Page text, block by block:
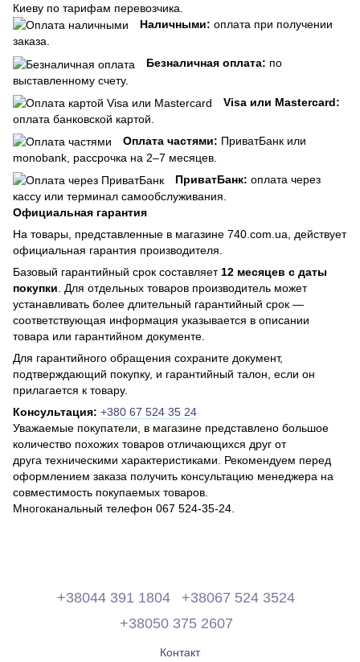
Киеву по тарифам перевозчика.
Наличными: оплата при получении
заказа.
Безналичная оплата: по
выставленному счету.
Visa или Mastercard:
оплата банковской картой.
Оплата частями: ПриватБанк или
monobank, рассрочка на 2–7 месяцев.
ПриватБанк: оплата через
кассу или терминал самообслуживания.
Официальная гарантия
На товары, представленные в магазине 740.com.ua, действует
официальная гарантия производителя.
Базовый гарантийный срок составляет12 месяцев с даты
покупки. Для отдельных товаров производитель может
устанавливать более длительный гарантийный срок —
соответствующая информация указывается в описании
товара или гарантийном документе.
Для гарантийного обращения сохраните документ,
подтверждающий покупку, и гарантийный талон, если он
прилагается к товару.
Консультация: +380 67 524 35 24
Уважаемые покупатели, в магазине представлено большое
количество похожих товаров отличающихся друг от
друга техническими характеристиками. Рекомендуем перед
оформлением заказа получить консультацию менеджера на
совместимость покупаемых товаров.
Многоканальный телефон 067 524-35-24.
+38044 391 1804
+38067 524 3524
+38050 375 2607
Контакт